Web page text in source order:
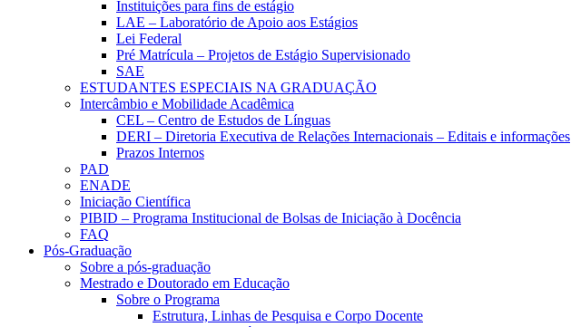
Instituições para fins de estágio
LAE – Laboratório de Apoio aos Estágios
Lei Federal
Pré Matrícula – Projetos de Estágio Supervisionado
SAE
ESTUDANTES ESPECIAIS NA GRADUAÇÃO
Intercâmbio e Mobilidade Acadêmica
CEL – Centro de Estudos de Línguas
DERI – Diretoria Executiva de Relações Internacionais – Editais e informações
Prazos Internos
PAD
ENADE
Iniciação Científica
PIBID – Programa Institucional de Bolsas de Iniciação à Docência
FAQ
Pós-Graduação
Sobre a pós-graduação
Mestrado e Doutorado em Educação
Sobre o Programa
Estrutura, Linhas de Pesquisa e Corpo Docente